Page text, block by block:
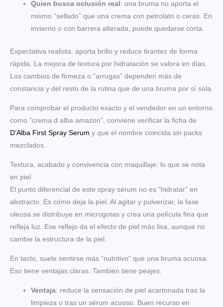
Quien busca oclusión real: una bruma no aporta el
mismo “sellado” que una crema con petrolato o ceras. En
invierno o con barrera alterada, puede quedarse corta.
Expectativa realista: aporta brillo y reduce tirantez de forma
rápida. La mejora de textura por hidratación se valora en días.
Los cambios de firmeza o “arrugas” dependen más de
constancia y del resto de la rutina que de una bruma por sí sola.
Para comprobar el producto exacto y el vendedor en un entorno
como “crema d alba amazon”, conviene verificar la ficha de
D’Alba First Spray Serum y que el nombre coincida sin packs
mezclados.
Textura, acabado y convivencia con maquillaje: lo que se nota
en piel
El punto diferencial de este spray sérum no es “hidratar” en
abstracto. Es cómo deja la piel. Al agitar y pulverizar, la fase
oleosa se distribuye en microgotas y crea una película fina que
refleja luz. Ese reflejo da el efecto de piel más lisa, aunque no
cambie la estructura de la piel.
En tacto, suele sentirse más “nutritivo” que una bruma acuosa.
Eso tiene ventajas claras. También tiene peajes.
Ventaja: reduce la sensación de piel acartonada tras la
limpieza o tras un sérum acuoso. Buen recurso en